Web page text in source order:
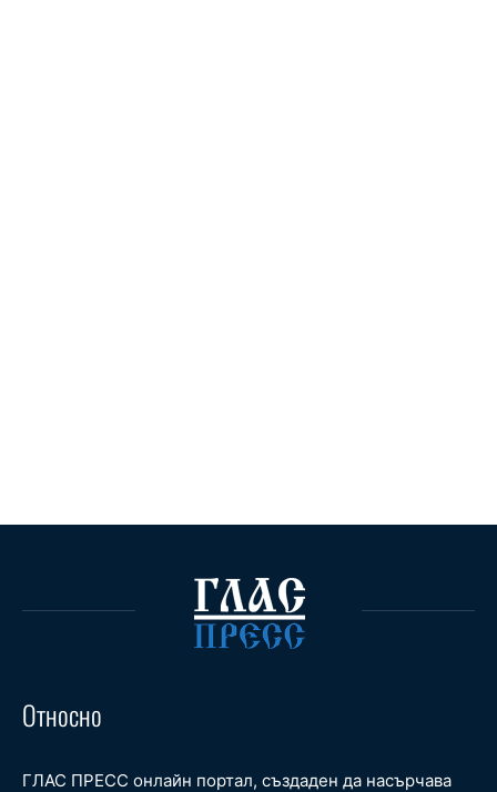
Относно
ГЛАС ПРЕСС онлайн портал, създаден да насърчава